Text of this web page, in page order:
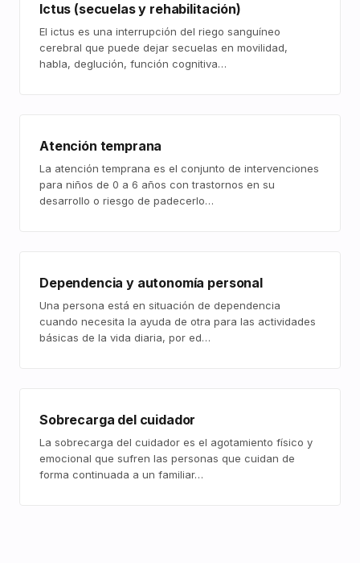
Ictus (secuelas y rehabilitación)
El ictus es una interrupción del riego sanguíneo
cerebral que puede dejar secuelas en movilidad,
habla, deglución, función cognitiva…
Atención temprana
La atención temprana es el conjunto de intervenciones
para niños de 0 a 6 años con trastornos en su
desarrollo o riesgo de padecerlo…
Dependencia y autonomía personal
Una persona está en situación de dependencia
cuando necesita la ayuda de otra para las actividades
básicas de la vida diaria, por ed…
Sobrecarga del cuidador
La sobrecarga del cuidador es el agotamiento físico y
emocional que sufren las personas que cuidan de
forma continuada a un familiar…